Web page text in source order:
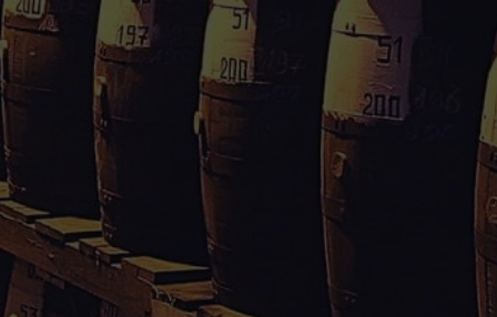
compte
personnelles
Divers
APPRO-SAVEURS SARL
Téléphone : 0590 25 38 37
appro.saveurs@orange.fr
Adresse : Moudong sud,
97122 Baie-Mahault
Guadeloupe